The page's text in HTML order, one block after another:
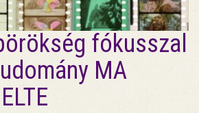
fókusszal
MA